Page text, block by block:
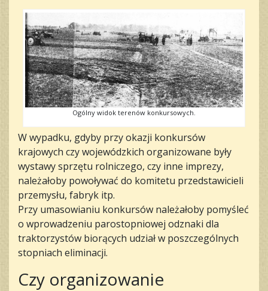
Ogólny widok terenów konkursowych.
W wypadku, gdyby przy okazji konkursów
krajowych czy wojewódzkich organizowane były
wystawy sprzętu rolniczego, czy inne imprezy,
należałoby powoływać do komitetu przedstawicieli
przemysłu, fabryk itp.
Przy umasowianiu konkursów należałoby pomyśleć
o wprowadzeniu parostopniowej odznaki dla
traktorzystów biorących udział w poszczególnych
stopniach eliminacji.
Czy organizowanie